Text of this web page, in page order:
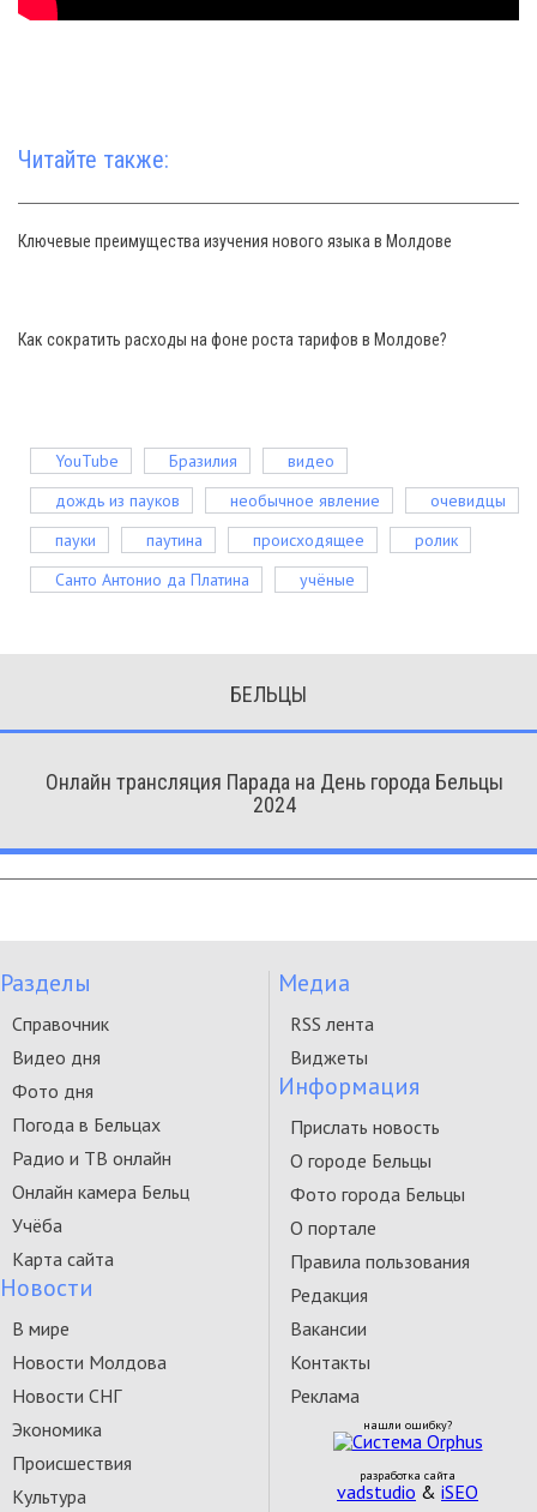
Читайте также:
Ключевые преимущества изучения нового языка в Молдове
Как сократить расходы на фоне роста тарифов в Молдове?
YouTube Бразилия
видео
дождь из пауков
необычное явление
очевидцы
пауки
паутина происходящее
ролик
Санто Антонио да Платина
учёные
БЕЛЬЦЫ
Онлайн трансляция Парада на День города Бельцы
2024
Разделы
Справочник
Видео дня
Фото дня
Погода в Бельцах
Радио и ТВ онлайн
Онлайн камера Бельц
Учёба
Карта сайта
Новости
В мире
Новости Молдова
Новости СНГ
Экономика
Происшествия
Культура
Медиа
RSS лента
Виджеты
Информация
Прислать новость
О городе Бельцы
Фото города Бельцы
О портале
Правила пользования
Редакция
Вакансии
Контакты
Реклама
нашли ошибку?
разработка сайта
vadstudio & iSEO